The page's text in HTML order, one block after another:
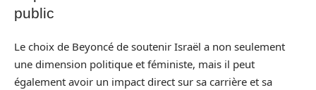
public
Le choix de Beyoncé de soutenir Israël a non seulement
une dimension politique et féministe, mais il peut
également avoir un impact direct sur sa carrière et sa